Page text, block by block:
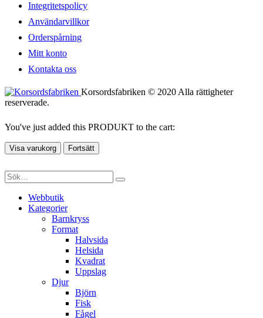
Integritetspolicy
Användarvillkor
Orderspårning
Mitt konto
Kontakta oss
Korsordsfabriken © 2020 Alla rättigheter
reserverade.
You've just added this PRODUKT to the cart:
Visa varukorg Fortsätt
Webbutik
Kategorier
Barnkryss
Format
Halvsida
Helsida
Kvadrat
Uppslag
Djur
Björn
Fisk
Fågel